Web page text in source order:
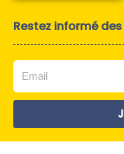
Restez informé